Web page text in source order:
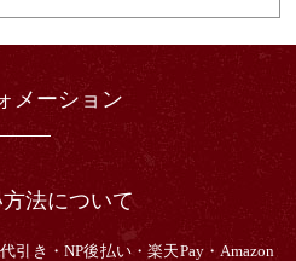
メーション
法について
代引き・NP後払い・楽天Pay・Amazon